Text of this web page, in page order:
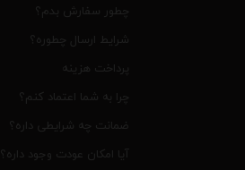
چطور سفارش بدم؟
شرایط ارسال چطوره؟
پرداخت هزینه
چرا به شما اعتماد کنم؟
ضمانت چه شرایطی داره؟
آیا امکان عودت وجود داره؟